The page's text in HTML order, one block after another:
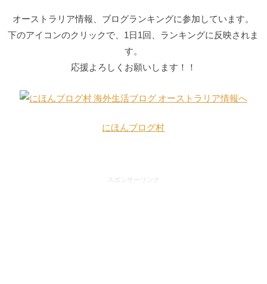
オーストラリア情報、ブログランキングに参加しています。
下のアイコンのクリックで、1日1回、ランキングに反映されま
す。
応援よろしくお願いします！！
にほんブログ村
スポンサーリンク